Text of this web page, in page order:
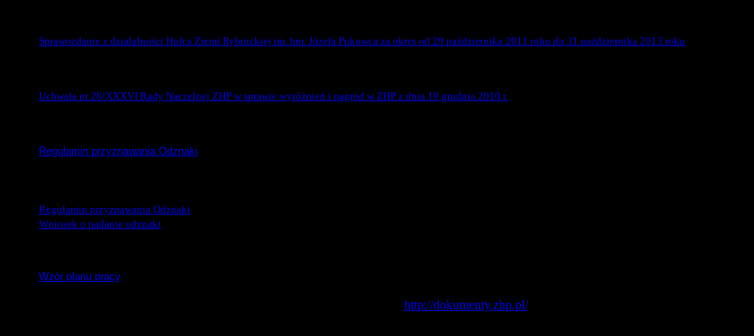
Sprawozdanie z działalności Hufca Ziemi Rybnickiej im. hm. Józefa Pukowca za okres od 29 października 2011 roku do 31 października 2013 roku
Uchwała nr 28/XXXVI Rady Naczelnej ZHP w sprawie wyróżnień i nagród w ZHP z dnia 19 grudnia 2010 r.
Regulamin przyznawania Odznaki
Regulamin przyznawania Odznaki
Wniosek o nadanie odznaki
Wzór planu pracy
http://dokumenty.zhp.pl/, szczególnie uchwał i stanowisk